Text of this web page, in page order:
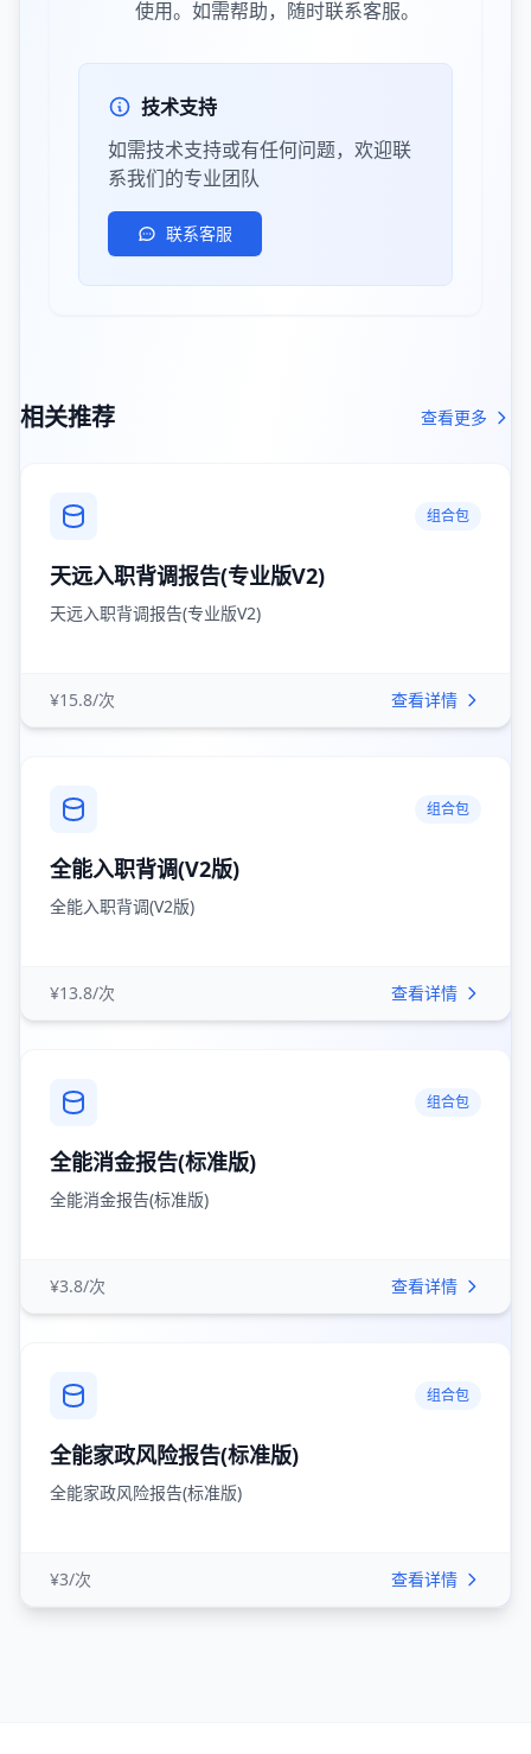
使用。如需帮助，随时联系客服。
技术支持
如需技术支持或有任何问题，欢迎联
系我们的专业团队
联系客服
相关推荐 查看更多
组合包
天远入职背调报告(专业版V2)
天远入职背调报告(专业版V2)
¥15.8/次 查看详情
组合包
全能入职背调(V2版)
全能入职背调(V2版)
¥13.8/次 查看详情
组合包
全能消金报告(标准版)
全能消金报告(标准版)
¥3.8/次 查看详情
组合包
全能家政风险报告(标准版)
全能家政风险报告(标准版)
¥3/次 查看详情